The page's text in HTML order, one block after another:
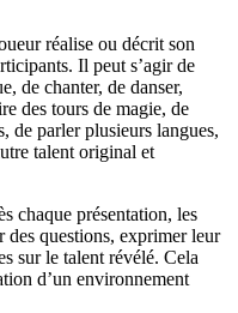
réalise ou décrit son
Il peut s’agir de
de chanter, de danser,
des tours de magie, de
de parler plusieurs langues,
talent original et
chaque présentation, les
des questions, exprimer leur
sur le talent révélé. Cela
d’un environnement